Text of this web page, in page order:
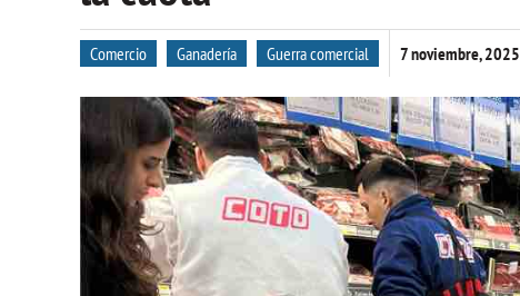
Comercio Ganadería Guerra comercial 7 noviembre, 2025